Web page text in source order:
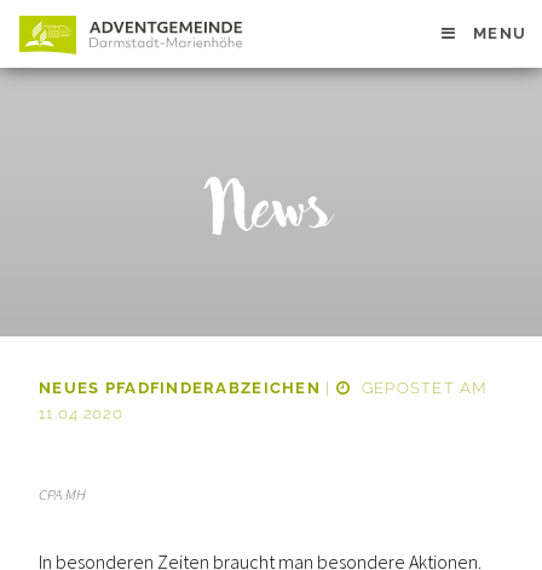
MENU
News
NEUES PFADFINDERABZEICHEN
GEPOSTET AM
11.04.2020
CPA MH
In besonderen Zeiten braucht man besondere Aktionen.